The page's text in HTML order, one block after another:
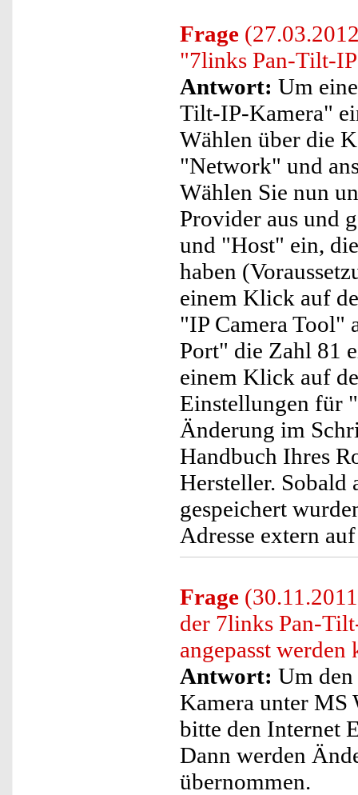
Frage
"7links Pan-Tilt-
Antwort: Um
Tilt-IP-Kamera"
Wählen über die
"Network" und
Wählen Sie nun
Provider aus und
und "Host" ein,
haben
einem Klick auf
"IP Camera Tool"
Port" die Zahl 81
einem Klick auf
Einstellungen für
Änderung im
Handbuch Ihres
Hersteller. Sobald
gespeichert
Adresse extern
Frage
der 7links Pan-
angepasst werden
Antwort: Um
Kamera unter MS
bitte den Internet
Dann werden
übernommen.